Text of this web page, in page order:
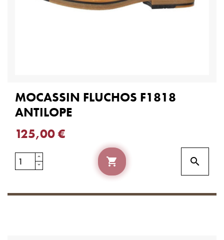
MOCASSIN FLUCHOS F1818
ANTILOPE
125,00 €
 